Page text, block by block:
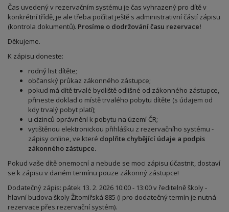
Čas uvedený v rezervačním systému je čas vyhrazený pro dítě v
konkrétní třídě, je ale třeba počítat ještě s administrativní částí zápisu
(kontrola dokumentů). Prosíme o dodržování času rezervace!
Děkujeme.
K zápisu doneste:
rodný list dítěte;
občanský průkaz zákonného zástupce;
pokud má dítě trvalé bydliště odlišné od zákonného zástupce,
přineste doklad o místě trvalého pobytu dítěte (s údajem od
kdy trvalý pobyt platí);
u cizinců oprávnění k pobytu na území ČR;
vytištěnou elektronickou přihlášku z rezervačního systému -
zápisy online, ve které doplňte chybějící údaje a podpis
zákonného zástupce.
Pokud vaše dítě onemocní a nebude se moci zápisu účastnit, dostaví
se k zápisu v daném termínu pouze zákonný zástupce!
Dodatečný zápis: pátek 13. 2. 2026 10:00 - 13:00 v ředitelně školy -
hlavní budova školy Žitomířská 885 (i pro dodatečný termín je nutná
rezervace přes rezervační systém).